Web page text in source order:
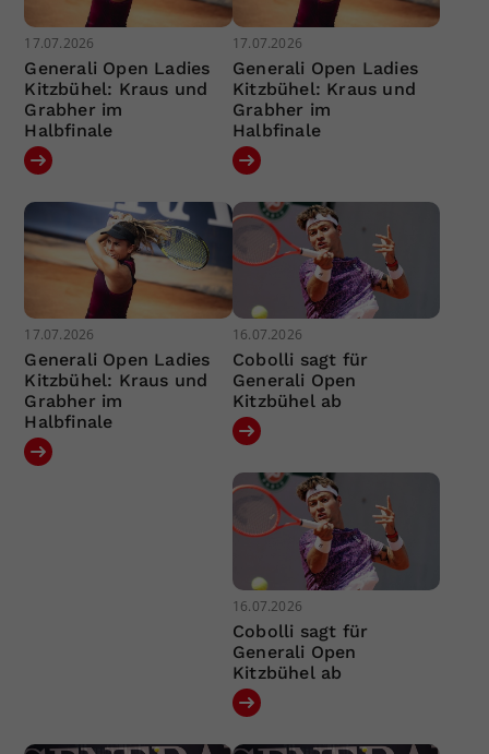
17.07.2026
Generali Open Ladies
Kitzbühel: Kraus und
Grabher im
Halbfinale
17.07.2026
Generali Open Ladies
Kitzbühel: Kraus und
Grabher im
Halbfinale
17.07.2026
Generali Open Ladies
Kitzbühel: Kraus und
Grabher im
Halbfinale
16.07.2026
Cobolli sagt für
Generali Open
Kitzbühel ab
16.07.2026
Cobolli sagt für
Generali Open
Kitzbühel ab